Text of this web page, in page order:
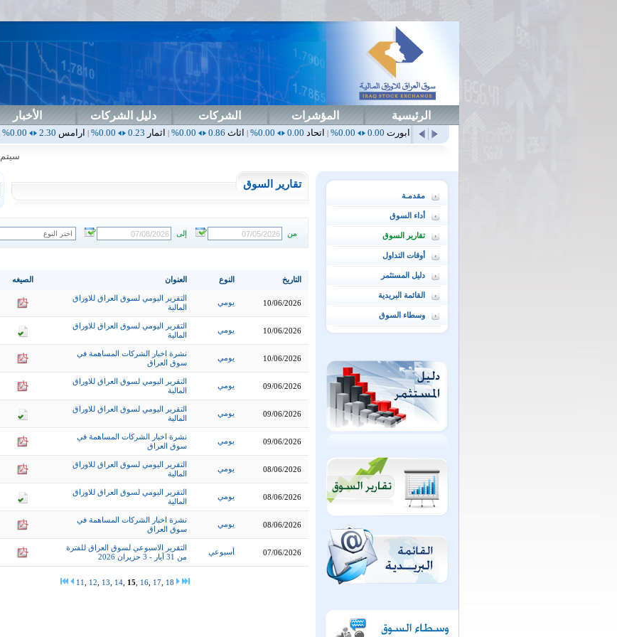
الرئيسية المؤشرات الشركات دليل الشركات الأخبار
0.00
0.00%
|اتحاد0.00
0.00%
|اثاث0.86
|اثمار0.23
0.00%
|ارامس2.30
|اربيل
سيتم
مقدمـة
أداء السوق
تقارير السوق
أوقات التداول
دليل المستثمر
القائمة البريدية
وسطاء السوق
تقارير السوق
من إلى
الصيغه العنوان النوع التاريخ
التقرير اليومي لسوق العراق للاوراق
المالية
يومي 10/06/2026
التقرير اليومي لسوق العراق للاوراق
المالية
يومي 10/06/2026
نشرة اخبار الشركات المساهمة في
سوق العراق
يومي 10/06/2026
التقرير اليومي لسوق العراق للاوراق
المالية
يومي 09/06/2026
التقرير اليومي لسوق العراق للاوراق
المالية
يومي 09/06/2026
نشرة اخبار الشركات المساهمة في
سوق العراق
يومي 09/06/2026
التقرير اليومي لسوق العراق للاوراق
المالية
يومي 08/06/2026
التقرير اليومي لسوق العراق للاوراق
المالية
يومي 08/06/2026
نشرة اخبار الشركات المساهمة في
سوق العراق
يومي 08/06/2026
التقرير الاسبوعي لسوق العراق للفترة
من 31 آيار - 3 حزيران 2026
أسبوعي 07/06/2026
11 12 13 14 15 16 17 18